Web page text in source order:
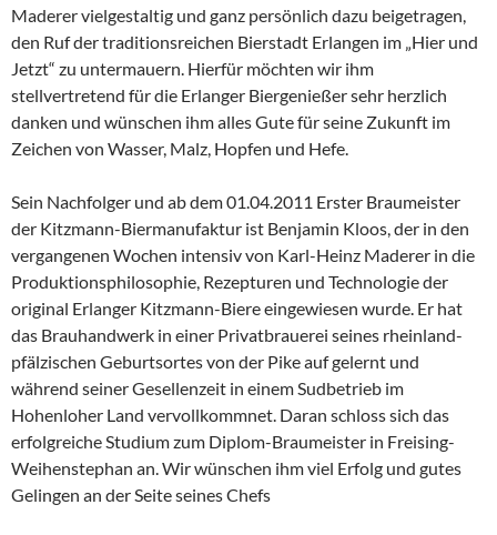
Maderer vielgestaltig und ganz persönlich dazu beigetragen,
den Ruf der traditionsreichen Bierstadt Erlangen im „Hier und
Jetzt“ zu untermauern. Hierfür möchten wir ihm
stellvertretend für die Erlanger Biergenießer sehr herzlich
danken und wünschen ihm alles Gute für seine Zukunft im
Zeichen von Wasser, Malz, Hopfen und Hefe.
Sein Nachfolger und ab dem 01.04.2011 Erster Braumeister
der Kitzmann-Biermanufaktur ist Benjamin Kloos, der in den
vergangenen Wochen intensiv von Karl-Heinz Maderer in die
Produktionsphilosophie, Rezepturen und Technologie der
original Erlanger Kitzmann-Biere eingewiesen wurde. Er hat
das Brauhandwerk in einer Privatbrauerei seines rheinland-
pfälzischen Geburtsortes von der Pike auf gelernt und
während seiner Gesellenzeit in einem Sudbetrieb im
Hohenloher Land vervollkommnet. Daran schloss sich das
erfolgreiche Studium zum Diplom-Braumeister in Freising-
Weihenstephan an. Wir wünschen ihm viel Erfolg und gutes
Gelingen an der Seite seines Chefs